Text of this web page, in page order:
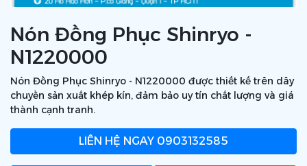
Nón Đồng Phục Shinryo -
N1220000
Nón Đồng Phục Shinryo - N1220000 được thiết kế trên dây
chuyền sản xuất khép kín, đảm bảo uy tín chất lượng và giá
thành cạnh tranh.
LIÊN HỆ NGAY 0903132585